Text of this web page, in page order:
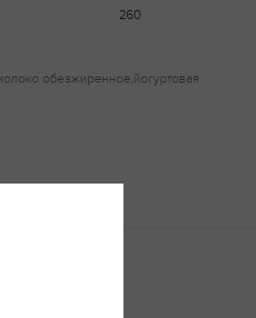
260
обезжиренное,йогуртовая